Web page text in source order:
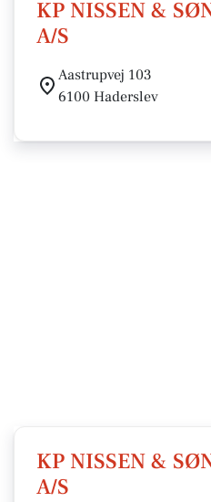
KP NISSEN &
A/S
Aastrupvej 103
6100 Haderslev
KP NISSEN &
A/S